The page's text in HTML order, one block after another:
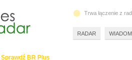
Sprawdź BR Plus
Trwa łączenie z
RADAR